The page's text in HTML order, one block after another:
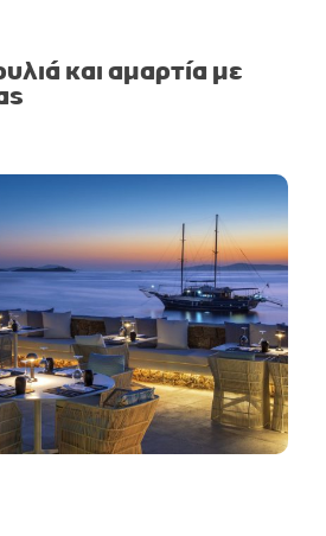
και αμαρτία με